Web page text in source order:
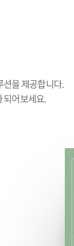
션을 제공합니다.
되어보세요.